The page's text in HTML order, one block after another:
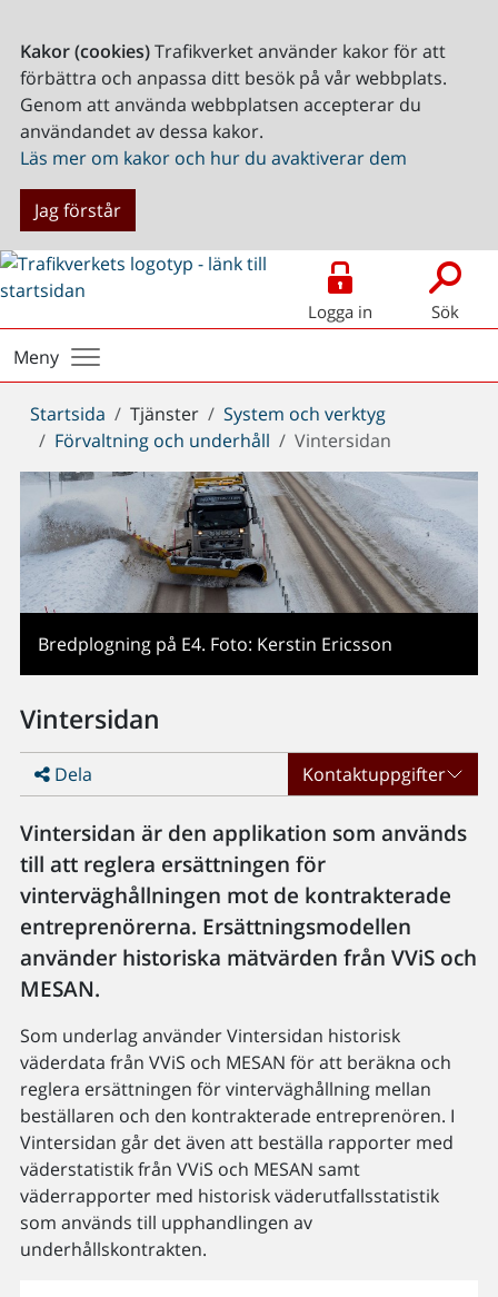
Kakor (cookies)Trafikverket använder kakor för att
förbättra och anpassa ditt besök på vår webbplats.
Genom att använda webbplatsen accepterar du
användandet av dessa kakor.
Läs mer om kakor och hur du avaktiverar dem
Jag förstår
Logga in Sök
Meny
Du
är
här:
Startsida Tjänster
System och verktyg
Förvaltning och underhåll
Vintersidan
Bredplogning på E4. Foto: Kerstin Ericsson
Vintersidan
Dela Kontaktuppgifter
Vintersidan är den applikation som används
till att reglera ersättningen för
vinterväghållningen mot de kontrakterade
entreprenörerna. Ersättningsmodellen
använder historiska mätvärden från VViS och
MESAN.
Som underlag använder Vintersidan historisk
väderdata från VViS och MESAN för att beräkna och
reglera ersättningen för vinterväghållning mellan
beställaren och den kontrakterade entreprenören. I
Vintersidan går det även att beställa rapporter med
väderstatistik från VViS och MESAN samt
väderrapporter med historisk väderutfallsstatistik
som används till upphandlingen av
underhållskontrakten.